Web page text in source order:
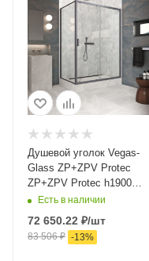
Душевой уголок Vegas-
Glass ZP+ZPV Protec
ZP+ZPV Protec h1900
105*70 06 crystalvision
105х70 стекло прозрачное
профиль вороненая сталь
без поддона
Есть в наличии
72 650.22 ₽/шт
83 506₽ -13%